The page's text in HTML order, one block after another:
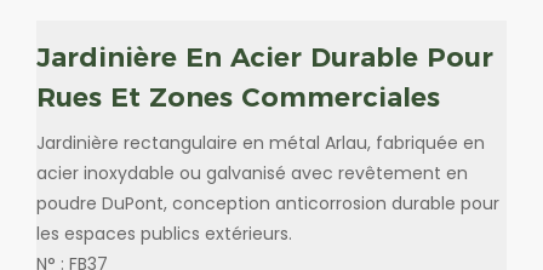
Jardinière En Acier Durable Pour
Rues Et Zones Commerciales
Jardinière rectangulaire en métal Arlau, fabriquée en
acier inoxydable ou galvanisé avec revêtement en
poudre DuPont, conception anticorrosion durable pour
les espaces publics extérieurs.
N° : FB37